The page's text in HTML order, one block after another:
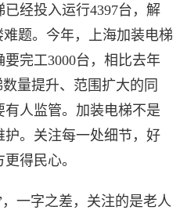
经投入运行4397台，解
题。今年，上海加装电梯
完工3000台，相比去年
量提升、范围扩大的同
人监管。加装电梯不是
。关注每一处细节，好
得民心。
一字之差，关注的是老人